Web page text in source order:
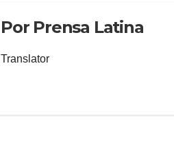
Por Prensa Latina
Translator